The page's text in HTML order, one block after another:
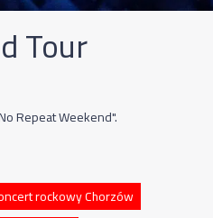
Tour
Repeat Weekend".
rockowy Chorzów